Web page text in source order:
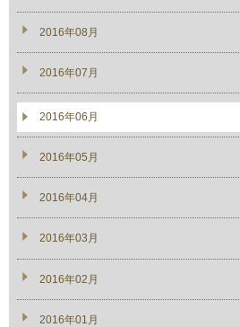
2016年08月
2016年07月
2016年06月
2016年05月
2016年04月
2016年03月
2016年02月
2016年01月